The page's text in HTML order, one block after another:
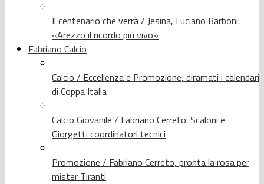
Il centenario che verrà / Jesina, Luciano Barboni:
«Arezzo il ricordo più vivo»
Fabriano Calcio
Calcio / Eccellenza e Promozione, diramati i calendari
di Coppa Italia
Calcio Giovanile / Fabriano Cerreto: Scaloni e
Giorgetti coordinatori tecnici
Promozione / Fabriano Cerreto, pronta la rosa per
mister Tiranti